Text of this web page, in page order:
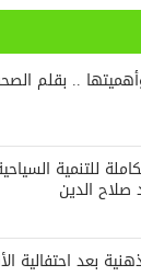
.. بقلم
للتنمية
صلاح الدين
بعد احتفالية